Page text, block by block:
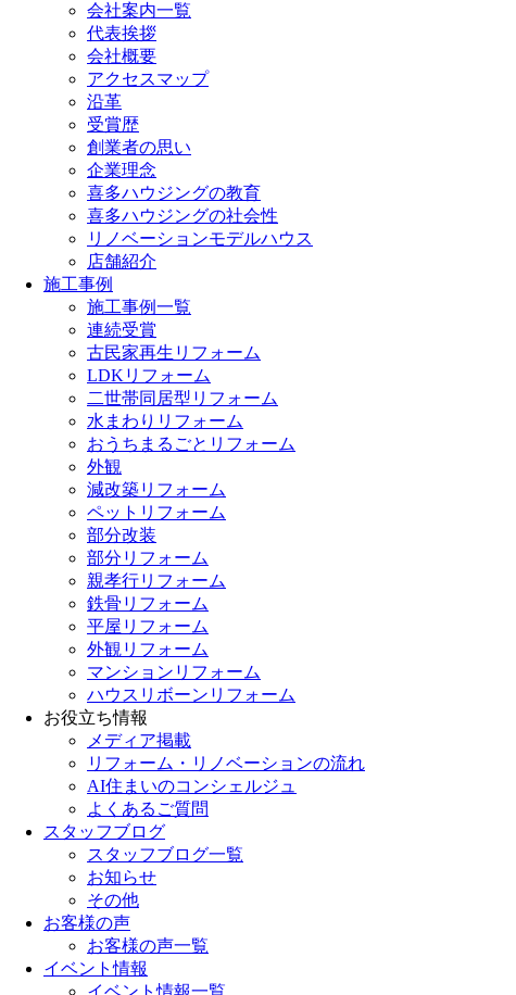
会社案内一覧
代表挨拶
会社概要
アクセスマップ
沿革
受賞歴
創業者の思い
企業理念
喜多ハウジングの教育
喜多ハウジングの社会性
リノベーションモデルハウス
店舗紹介
施工事例
施工事例一覧
連続受賞
古民家再生リフォーム
LDKリフォーム
二世帯同居型リフォーム
水まわりリフォーム
おうちまるごとリフォーム
外観
減改築リフォーム
ペットリフォーム
部分改装
部分リフォーム
親孝行リフォーム
鉄骨リフォーム
平屋リフォーム
外観リフォーム
マンションリフォーム
ハウスリボーンリフォーム
お役立ち情報
メディア掲載
リフォーム・リノベーションの流れ
AI住まいのコンシェルジュ
よくあるご質問
スタッフブログ
スタッフブログ一覧
お知らせ
その他
お客様の声
お客様の声一覧
イベント情報
イベント情報一覧